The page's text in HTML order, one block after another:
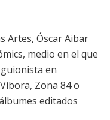
Artes, Óscar Aibar
medio en el que
en
Zona 84 o
editados